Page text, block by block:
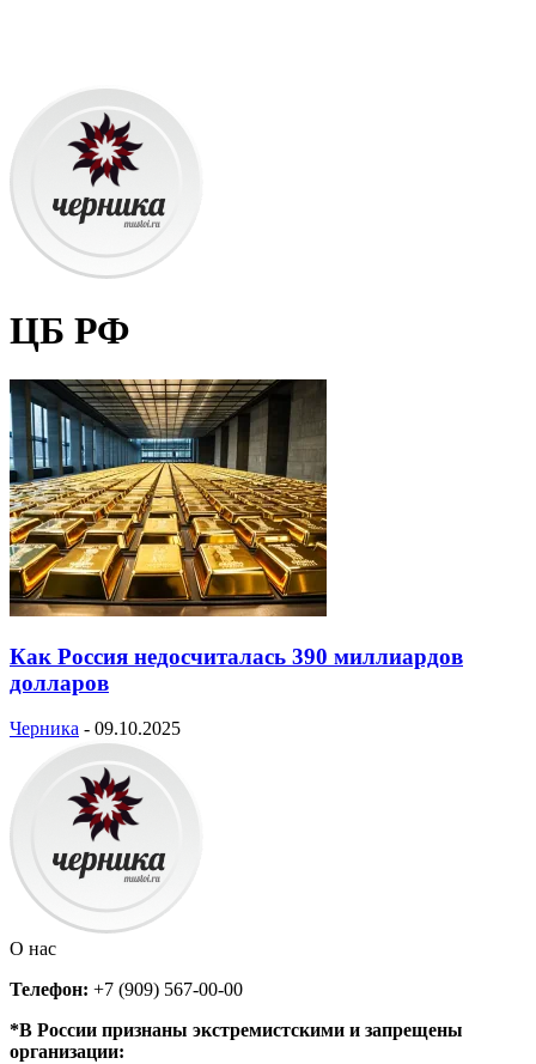
ЦБ РФ
Как Россия недосчиталась 390 миллиардов
долларов
Черника - 09.10.2025
О нас
Телефон: +7 (909) 567-00-00
*В России признаны экстремистскими и запрещены
организации: